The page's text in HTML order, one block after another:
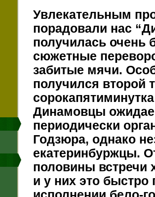
Увлекательным
порадовали нас
получилась очень
сюжетные
забитые мячи.
получился второй
Динамовцы
периодически
Годзюра, однако
екатеринбуржцы.
половины встречи
и у них это